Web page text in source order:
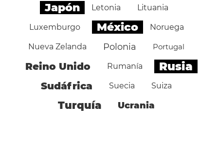
Japón Letonia Lituania
Luxemburgo México Noruega
Nueva Zelanda Polonia Portugal
Reino Unido Rumanía Rusia
Sudáfrica Suecia Suiza
Turquía Ucrania